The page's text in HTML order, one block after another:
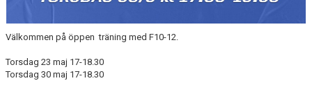
Välkommen på öppen träning med F10-12.
Torsdag 23 maj 17-18.30
Torsdag 30 maj 17-18.30